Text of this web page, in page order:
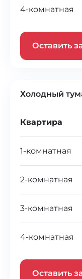
4-комнатная
Оставить
Холодный
Квартира
1-комнатная
2-комнатная
3-комнатная
4-комнатная
Оставить